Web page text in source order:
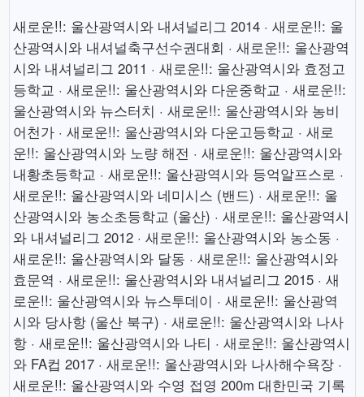
새로운!!: 울산광역시와 내셔널리그 2014 · 새로운!!: 울
산광역시와 내셔널축구선수권대회 · 새로운!!: 울산광역
시와 내셔널리그 2011 · 새로운!!: 울산광역시와 효정고
등학교 · 새로운!!: 울산광역시와 다운중학교 · 새로운!!:
울산광역시와 뉴스터치 · 새로운!!: 울산광역시와 농비
어천가 · 새로운!!: 울산광역시와 다운고등학교 · 새로
운!!: 울산광역시와 노량 해전 · 새로운!!: 울산광역시와
내황초등학교 · 새로운!!: 울산광역시와 등억알프스로 ·
새로운!!: 울산광역시와 네미시스 (밴드) · 새로운!!: 울
산광역시와 농소초등학교 (울산) · 새로운!!: 울산광역시
와 내셔널리그 2012 · 새로운!!: 울산광역시와 농소동 ·
새로운!!: 울산광역시와 달동 · 새로운!!: 울산광역시와
효문역 · 새로운!!: 울산광역시와 내셔널리그 2015 · 새
로운!!: 울산광역시와 뉴스투데이 · 새로운!!: 울산광역
시와 당사항 (울산 북구) · 새로운!!: 울산광역시와 나사
항 · 새로운!!: 울산광역시와 나티 · 새로운!!: 울산광역시
와 FA컵 2017 · 새로운!!: 울산광역시와 나사해수욕장 ·
새로운!!: 울산광역시와 수영 접영 200m 대한민국 기록